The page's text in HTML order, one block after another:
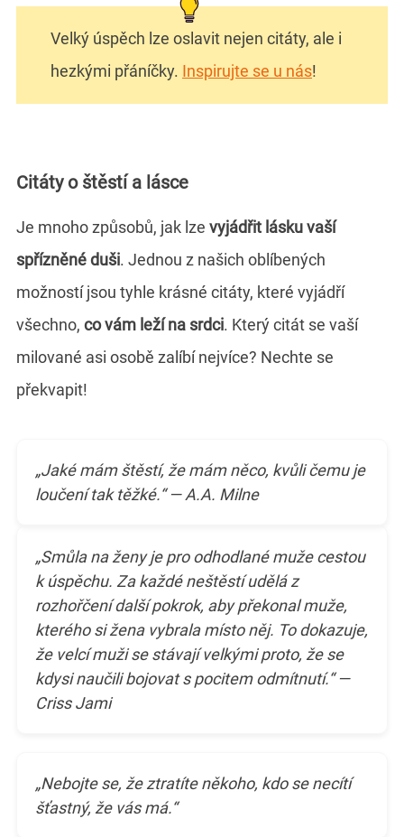
Velký úspěch lze oslavit nejen citáty, ale i
hezkými přáníčky. Inspirujte se u nás!
Citáty o štěstí a lásce
Je mnoho způsobů, jak lze vyjádřit lásku vaší
spřízněné duši. Jednou z našich oblíbených
možností jsou tyhle krásné citáty, které vyjádří
všechno, co vám leží na srdci. Který citát se vaší
milované asi osobě zalíbí nejvíce? Nechte se
překvapit!
„Jaké mám štěstí, že mám něco, kvůli čemu je
loučení tak těžké.“ — A.A. Milne
„Smůla na ženy je pro odhodlané muže cestou
k úspěchu. Za každé neštěstí udělá z
rozhořčení další pokrok, aby překonal muže,
kterého si žena vybrala místo něj. To dokazuje,
že velcí muži se stávají velkými proto, že se
kdysi naučili bojovat s pocitem odmítnutí.“ —
Criss Jami
„Nebojte se, že ztratíte někoho, kdo se necítí
šťastný, že vás má.“